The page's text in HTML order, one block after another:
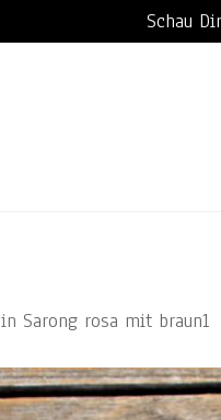
Schau
in Sarong rosa mit braun1